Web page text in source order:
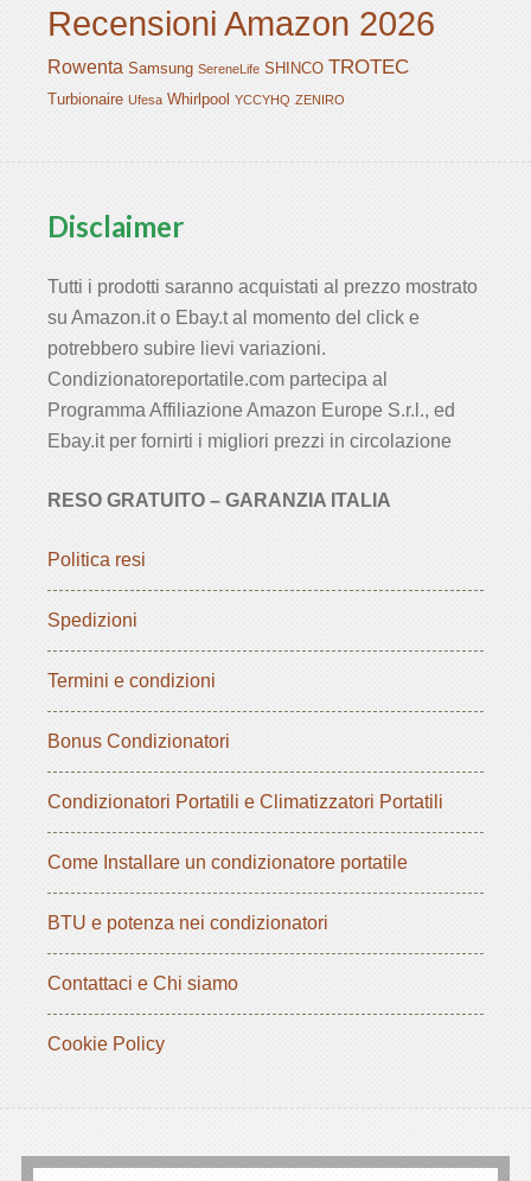
Recensioni Amazon 2026
Rowenta Samsung SereneLife SHINCO TROTEC
Turbionaire Ufesa Whirlpool YCCYHQ ZENIRO
Disclaimer
Tutti i prodotti saranno acquistati al prezzo mostrato
su Amazon.it o Ebay.t al momento del click e
potrebbero subire lievi variazioni.
Condizionatoreportatile.com partecipa al
Programma Affiliazione Amazon Europe S.r.l., ed
Ebay.it per fornirti i migliori prezzi in circolazione
RESO GRATUITO – GARANZIA ITALIA
Politica resi
Spedizioni
Termini e condizioni
Bonus Condizionatori
Condizionatori Portatili e Climatizzatori Portatili
Come Installare un condizionatore portatile
BTU e potenza nei condizionatori
Contattaci e Chi siamo
Cookie Policy